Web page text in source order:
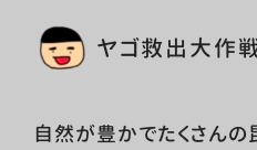
ヤゴ救出大作
自然が豊かでたくさん